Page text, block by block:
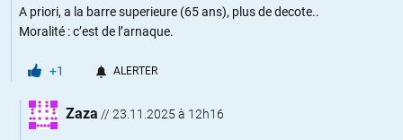
A priori, a la barre superieure (65 ans), plus de decote..
Moralité : c’est de l’arnaque.
+1 ALERTER
Zaza // 23.11.2025 à 12h16